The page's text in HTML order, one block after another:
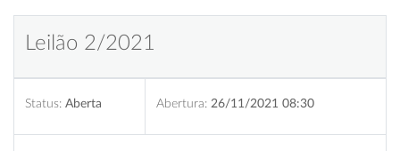
Leilão 2/2021
Status: Aberta Abertura: 26/11/2021 08:30